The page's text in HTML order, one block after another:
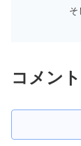
そ
コメント